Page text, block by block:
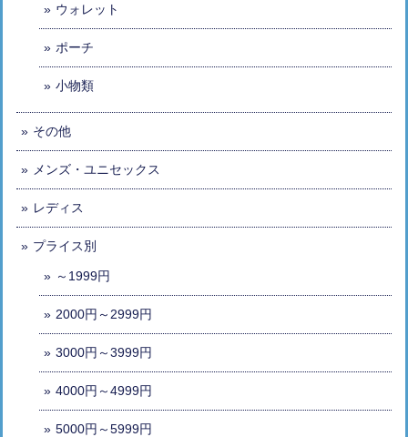
ウォレット
ポーチ
小物類
その他
メンズ・ユニセックス
レディス
プライス別
～1999円
2000円～2999円
3000円～3999円
4000円～4999円
5000円～5999円